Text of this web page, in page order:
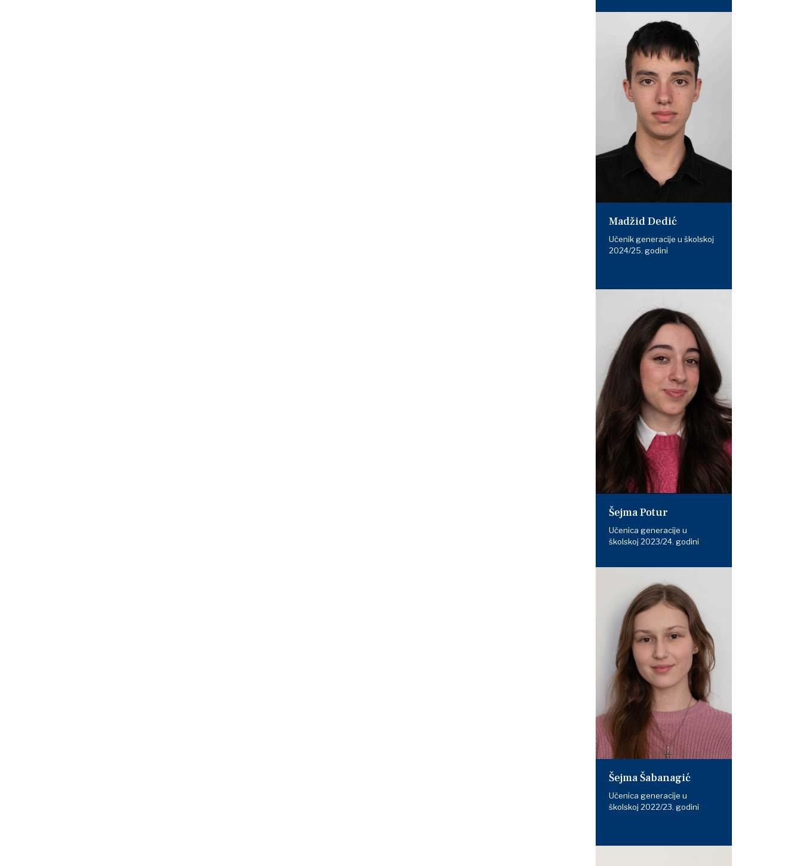
Madžid Dedić
Učenik generacije u školskoj
2024/25. godini
Šejma Potur
Učenica generacije u
školskoj 2023/24. godini
Šejma Šabanagić
Učenica generacije u
školskoj 2022/23. godini